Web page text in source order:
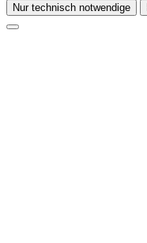
Nur technisch notwendige